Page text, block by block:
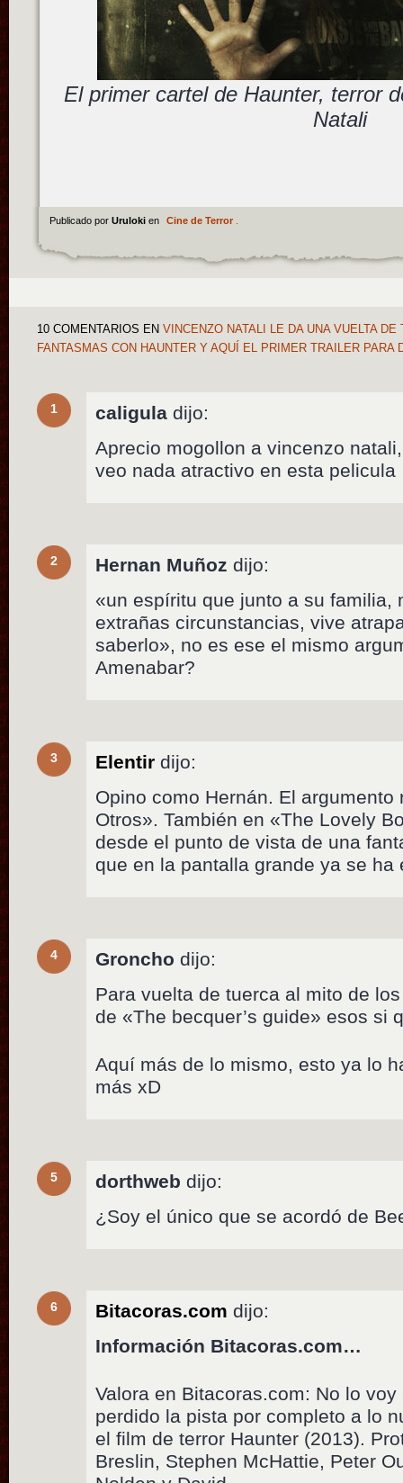
El primer cartel de Haunter, terror
Natali
Publicado por Uruloki en Cine de Terror.
10 COMENTARIOS EN VINCENZO NATALI LE DA UNA VUELTA
FANTASMAS CON HAUNTER Y AQUÍ EL PRIMER TRAILER PARA
1 caligula dijo:
Aprecio mogollon a vincenzo
veo nada atractivo en esta pelicula
2 Hernan Muñoz dijo:
«un espíritu que junto a su familia,
extrañas circunstancias, vive
saberlo», no es ese el mismo
Amenabar?
3 Elentir dijo:
Opino como Hernán. El
Otros». También en «The Lovely
desde el punto de vista de una
que en la pantalla grande ya se
4 Groncho dijo:
Para vuelta de tuerca al mito de
de «The becquer’s guide» esos
Aquí más de lo mismo, esto ya lo
más xD
5 dorthweb dijo:
¿Soy el único que se acordó de
6 Bitacoras.com dijo:
Información Bitacoras.com…
Valora en Bitacoras.com: No lo
perdido la pista por completo a lo
el film de terror Haunter (2013).
Breslin, Stephen McHattie, Peter